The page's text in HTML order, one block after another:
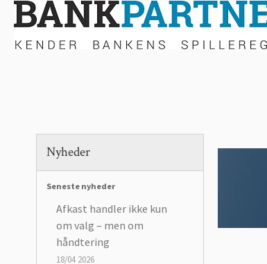
Nyheder
Seneste nyheder
Afkast handler ikke kun
om valg – men om
håndtering
18/04 2026